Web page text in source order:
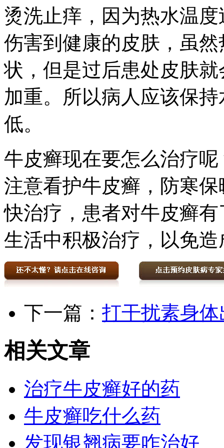
烫洗止痒，因为热水温
伤害到健康的皮肤，虽
状，但是过后患处皮肤
加重。所以病人应该保
低。
牛皮癣现在要怎么治疗
注意看护牛皮癣，防寒
快治疗，患者对牛皮癣
生活中积极治疗，以免
下一篇： 打干扰素身
相关文章
治疗牛皮癣好的药
牛皮癣吃什么药
发现银翘病要咋治好